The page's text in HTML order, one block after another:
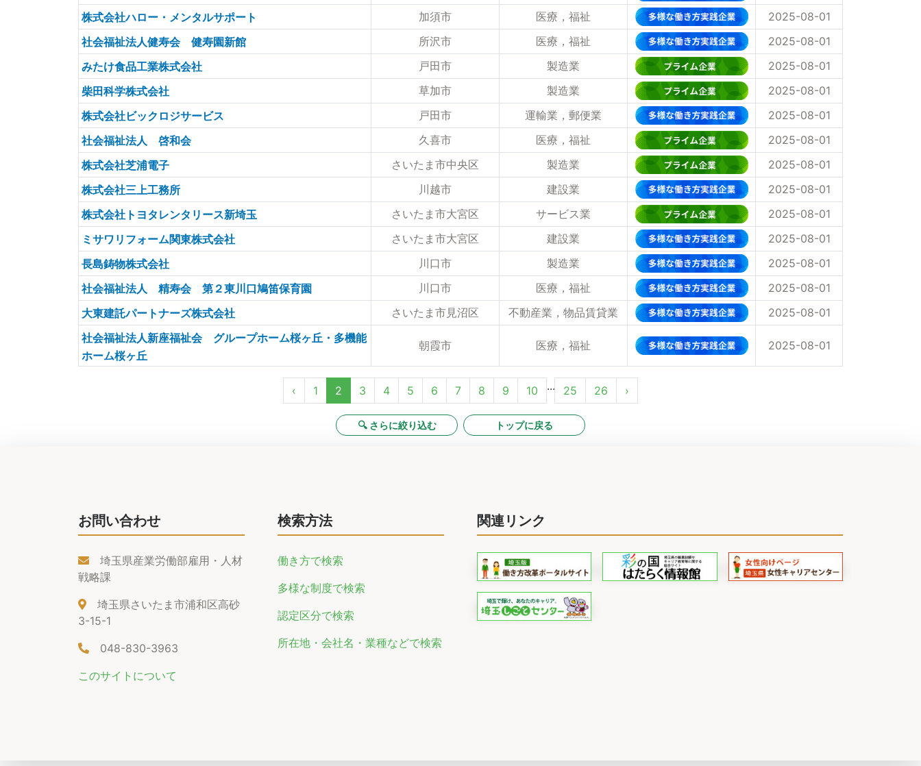
株式会社ハロー・メンタルサポート
加須市 医療，福祉
2025-08-01
社会福祉法人健寿会 健寿園新館
所沢市 医療，福祉
2025-08-01
みたけ食品工業株式会社
戸田市 製造業
2025-08-01
柴田科学株式会社
草加市 製造業
2025-08-01
株式会社ビックロジサービス
戸田市 運輸業，郵便業
2025-08-01
社会福祉法人 啓和会
久喜市 医療，福祉
2025-08-01
株式会社芝浦電子
さいたま市中央区 製造業
2025-08-01
株式会社三上工務所
川越市 建設業
2025-08-01
株式会社トヨタレンタリース新埼玉
さいたま市大宮区 サービス業
2025-08-01
ミサワリフォーム関東株式会社
さいたま市大宮区 建設業
2025-08-01
長島鋳物株式会社
川口市 製造業
2025-08-01
社会福祉法人 精寿会 第２東川口鳩笛保育園
川口市 医療，福祉
2025-08-01
大東建託パートナーズ株式会社
さいたま市見沼区 不動産業，物品賃貸業
2025-08-01
社会福祉法人新座福祉会 グループホーム桜ヶ丘・多機能
ホーム桜ヶ丘
朝霞市 医療，福祉 2025-08-01
‹ 1 2 3 4 5 6 7 8 9 10 ... 25 26 ›
🔍 さらに絞り込む トップに戻る
お問い合わせ
埼玉県産業労働部雇用・人材
戦略課
埼玉県さいたま市浦和区高砂
3-15-1
048-830-3963
このサイトについて
検索方法
働き方で検索
多様な制度で検索
認定区分で検索
所在地・会社名・業種などで検索
関連リンク